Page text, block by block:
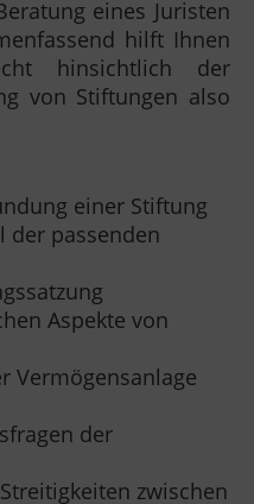
eines Juristen
hilft Ihnen
hinsichtlich der
von Stiftungen also
einer Stiftung
der passenden
Aspekte von
Vermögensanlage
der
zwischen